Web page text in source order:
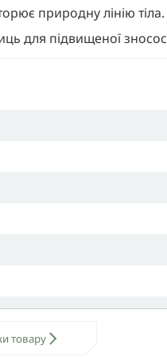
природну лінію тіла.
для підвищеної
з екіпіруванням.
та гнучкості.
навіть у спеку.
рухів.
товару